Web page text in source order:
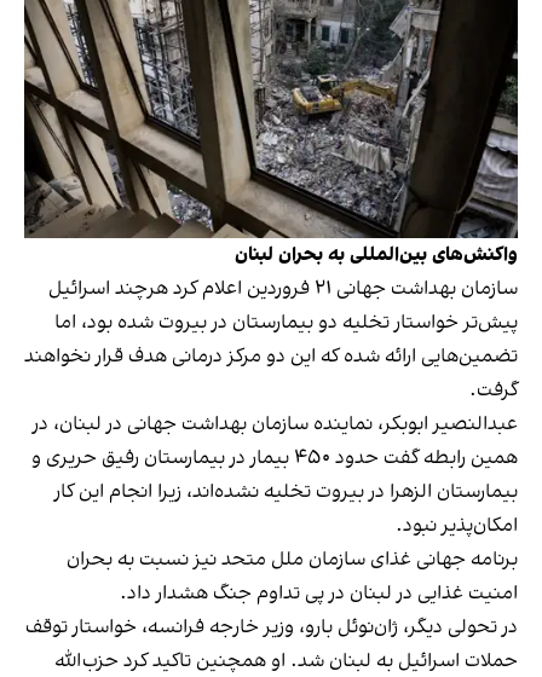
واکنش‌های بین‌المللی به بحران لبنان
سازمان بهداشت جهانی ۲۱ فروردین اعلام کرد هرچند اسرائیل
پیش‌تر خواستار تخلیه دو بیمارستان در بیروت شده بود، اما
تضمین‌هایی ارائه شده که این دو مرکز درمانی هدف قرار نخواهند
گرفت.
عبدالنصیر ابوبکر، نماینده سازمان بهداشت جهانی در لبنان، در
همین رابطه گفت حدود ۴۵۰ بیمار در بیمارستان رفیق حریری و
بیمارستان الزهرا در بیروت تخلیه نشده‌اند، زیرا انجام این کار
امکان‌پذیر نبود.
برنامه جهانی غذای سازمان ملل متحد نیز نسبت به بحران
امنیت غذایی در لبنان در پی تداوم جنگ هشدار داد.
در تحولی دیگر، ژان‌نوئل بارو، وزیر خارجه فرانسه، خواستار توقف
حملات اسرائیل به لبنان شد. او همچنین تاکید کرد حزب‌الله